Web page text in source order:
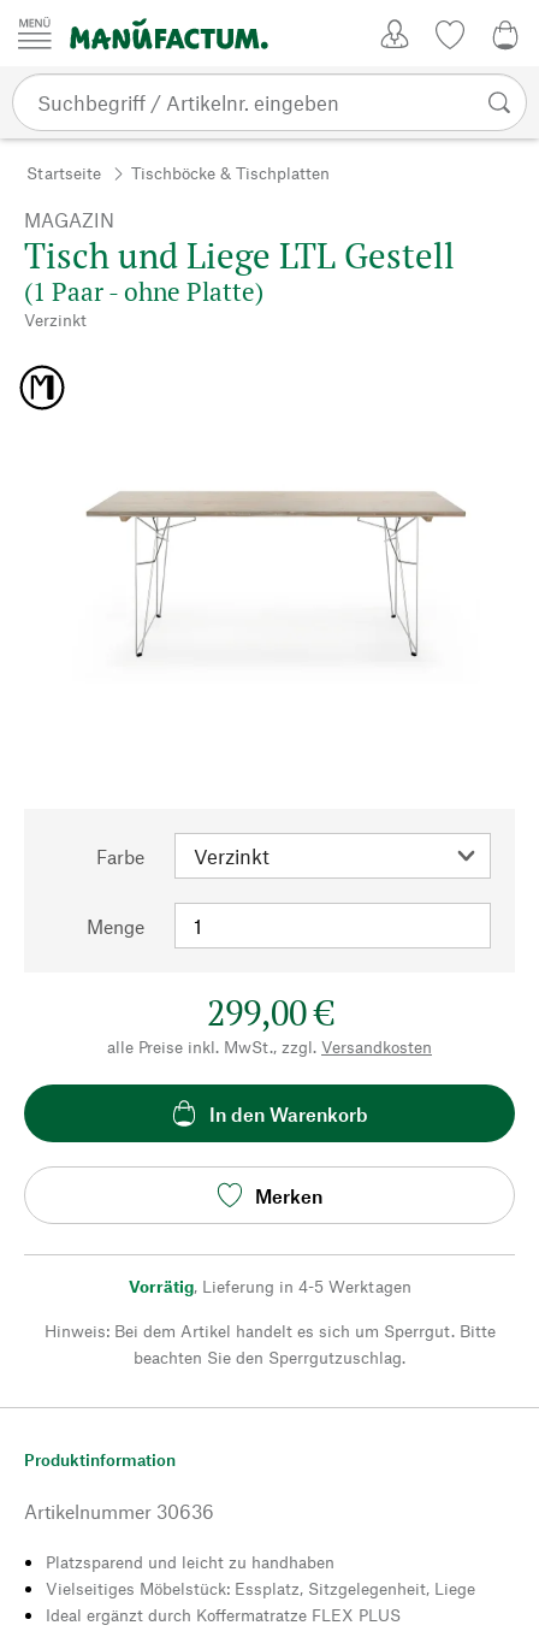
Zum Inhalt springen
Startseite Tischböcke & Tischplatten
MAGAZIN
Tisch und Liege LTL Gestell
(1 Paar - ohne Platte)
Verzinkt
Farbe
Menge
299,00 €
alle Preise inkl. MwSt., zzgl. Versandkosten
In den Warenkorb
Merken
Vorrätig, Lieferung in 4-5 Werktagen
Hinweis: Bei dem Artikel handelt es sich um Sperrgut. Bitte
beachten Sie den Sperrgutzuschlag.
Produktinformation
Artikelnummer 30636
Platzsparend und leicht zu handhaben
Vielseitiges Möbelstück: Essplatz, Sitzgelegenheit, Liege
Ideal ergänzt durch Koffermatratze FLEX PLUS